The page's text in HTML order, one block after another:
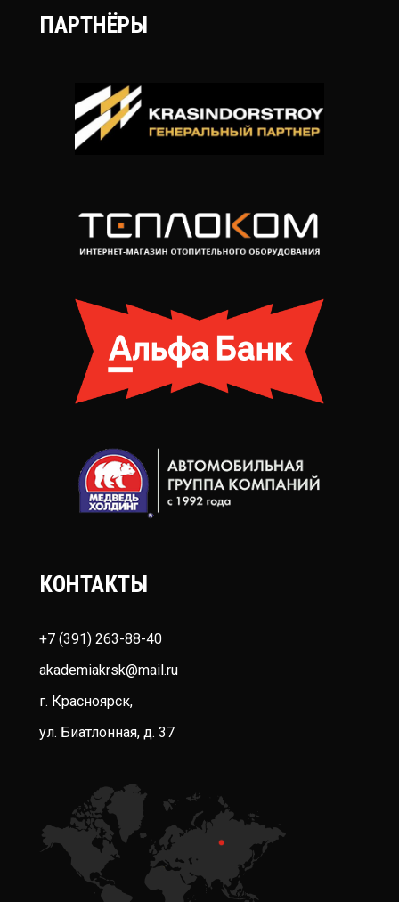
ПАРТНЁРЫ
КОНТАКТЫ
+7 (391) 263-88-40
akademiakrsk@mail.ru
г. Красноярск,
ул. Биатлонная, д. 37